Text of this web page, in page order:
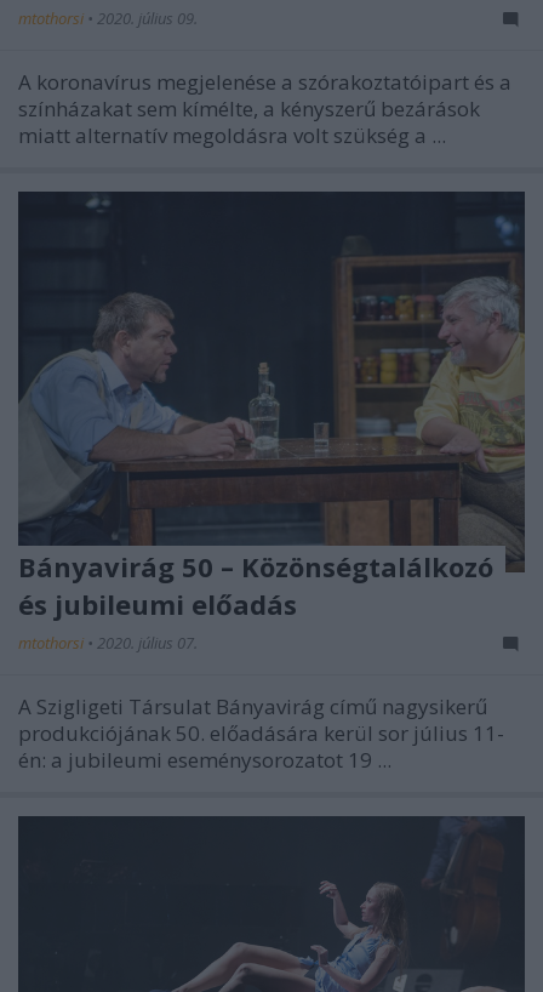
mtothorsi • 2020. július 09.
A koronavírus megjelenése a szórakoztatóipart és a
színházakat sem kímélte, a kényszerű bezárások
miatt alternatív megoldásra volt szükség a ...
Bányavirág 50 – Közönségtalálkozó
és jubileumi előadás
mtothorsi • 2020. július 07.
A Szigligeti Társulat Bányavirág című nagysikerű
produkciójának 50. előadására kerül sor július 11-
én: a jubileumi eseménysorozatot 19 ...